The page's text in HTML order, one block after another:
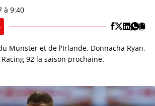
à 9:40
Munster et de l'Irlande, Donnacha Ryan,
92 la saison prochaine.